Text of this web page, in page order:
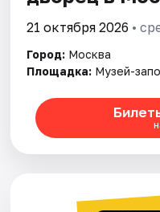
21 октября 2026 •
Город: Москва
Площадка: Музей-